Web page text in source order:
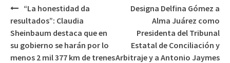
Post
navigation
“La honestidad da
resultados”: Claudia
Sheinbaum destaca que en
su gobierno se harán por lo
menos 2 mil 377 km de trenes
Designa Delfina Gómez a
Alma Juárez como
Presidenta del Tribunal
Estatal de Conciliación y
Arbitraje y a Antonio Jaymes